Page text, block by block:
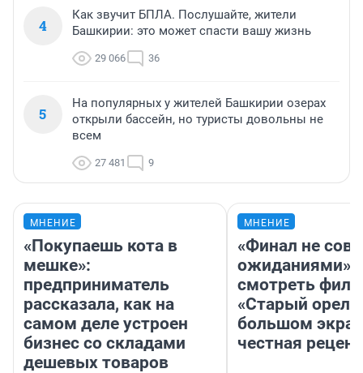
4
Как звучит БПЛА. Послушайте, жители
Башкирии: это может спасти вашу жизнь
29 066 36
5
На популярных у жителей Башкирии озерах
открыли бассейн, но туристы довольны не
всем
27 481 9
МНЕНИЕ
«Покупаешь кота в
мешке»:
предприниматель
рассказала, как на
самом деле устроен
бизнес со складами
дешевых товаров
МНЕНИЕ
«Финал не
ожиданиями»:
смотреть
«Старый орел»
большом
честная